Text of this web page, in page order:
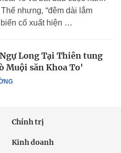
nhưng, “đêm dài lắm
cố xuất hiện …
Long Tại Thiên tung
Muội săn Khoa To'
Chính trị
Kinh doanh